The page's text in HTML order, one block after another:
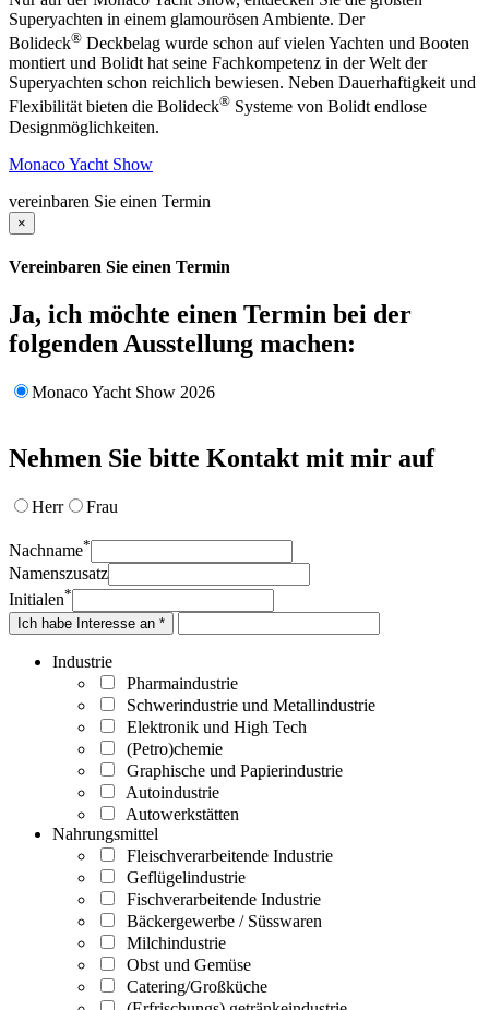
Superyachten in einem glamourösen Ambiente. Der
Bolideck® Deckbelag wurde schon auf vielen Yachten und Booten
montiert und Bolidt hat seine Fachkompetenz in der Welt der
Superyachten schon reichlich bewiesen. Neben Dauerhaftigkeit und
Flexibilität bieten die Bolideck® Systeme von Bolidt endlose
Designmöglichkeiten.
Monaco Yacht Show
vereinbaren Sie einen Termin
×
Vereinbaren Sie einen Termin
Ja, ich möchte einen Termin bei der
folgenden Ausstellung machen:
Monaco Yacht Show 2026
Nehmen Sie bitte Kontakt mit mir auf
Herr Frau
Nachname*
Namenszusatz
Initialen*
Ich habe Interesse an *
Industrie
Pharmaindustrie
Schwerindustrie und Metallindustrie
Elektronik und High Tech
(Petro)chemie
Graphische und Papierindustrie
Autoindustrie
Autowerkstätten
Nahrungsmittel
Fleischverarbeitende Industrie
Geflügelindustrie
Fischverarbeitende Industrie
Bäckergewerbe / Süsswaren
Milchindustrie
Obst und Gemüse
Catering/Großküche